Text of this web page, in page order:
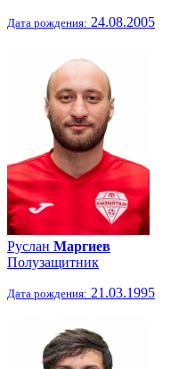
Дата рождения: 24.08.2005
Руслан Маргиев
Полузащитник
Дата рождения: 21.03.1995